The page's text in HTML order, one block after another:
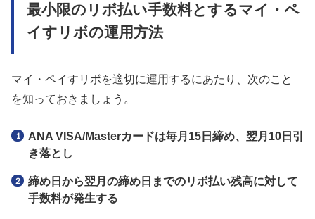
最小限のリボ払い手数料とするマイ・ペ
イすリボの運用方法
マイ・ペイすリボを適切に運用するにあたり、次のこと
を知っておきましょう。
ANA VISA/Masterカードは毎月15日締め、翌月10日引
き落とし
締め日から翌月の締め日までのリボ払い残高に対して
手数料が発生する